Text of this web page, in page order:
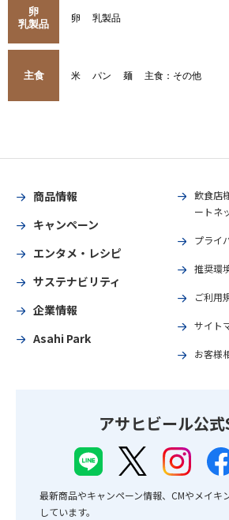
卵
乳製品
卵 乳製品
主食 米 パン 麺 主食：その他
商品情報
キャンペーン
エンタメ・レシピ
サステナビリティ
企業情報
Asahi Park
飲食店
ートネ
プライ
推奨環
ご利用
サイト
お客様
アサヒビール公式
最新商品やキャンペーン情報、CMやメイキ
しています。